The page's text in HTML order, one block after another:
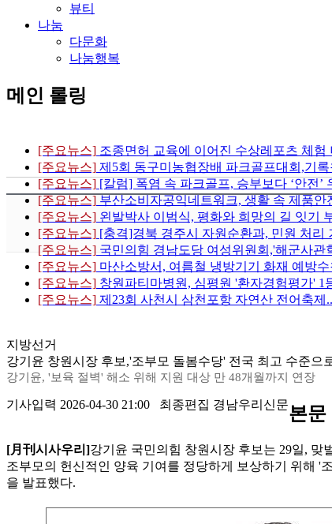
뷰티
나눔
다문화
나눔행복
메인 롤링
[주요뉴스] 조종면허 교육에 이어진 수상레포츠 체
[주요뉴스] 제5회 동구미농협장배 파크골프대회,기
[주요뉴스] [칼럼] 폭염 속 파크골프, 승부보다 ‘안전’
[주요뉴스] 부산소비자공익네트워크, 생활 속 제품안
[주요뉴스] 왼발박사 이범식, 평화와 희망의 길 잇기
[주요뉴스] [충격]경북 경주시 자원순환과, 민원 처리
[주요뉴스] 국민의힘 경남도당 여성위원회,'해군사
[주요뉴스] 마산소방서, 여름철 냉방기기 화재 예방
[주요뉴스] 창원파티마병원, 심평원 '환자경험평가' 1
[주요뉴스] 제23회 사천시 삼천포항 자연산 전어축
지방선거
강기윤 창원시장 후보,'조부모 돌봄수당' 전국 최고 수준으
강기윤, '보육 절벽' 해소 위해 지원 대상 만 48개월까지 연장
기사입력 2026-04-30 21:00 최종편집 경남우리신문본문
[月刊시사우리]강기윤 국민의힘 창원시장 후보는 29일, 맞
조부모의 헌신적인 양육 기여를 정당하게 보상하기 위해 '
을 발표했다.